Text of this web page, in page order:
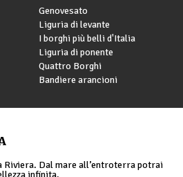
Genovesato
Liguria di levante
I borghi più belli d'Italia
Liguria di ponente
Quattro Borghi
Bandiere arancioni
Riviera. Dal mare all’entroterra potrai
infinita.